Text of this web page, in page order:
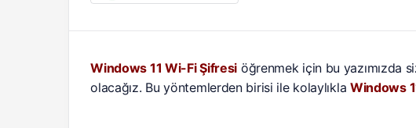
Windows 11 Wi-Fi Şifresi öğrenmek için bu yazımızda
olacağız. Bu yöntemlerden birisi ile kolaylıkla Windows